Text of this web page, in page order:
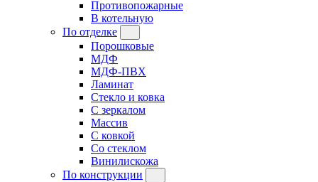
Противопожарные
В котельную
По отделке
Порошковые
МДФ
МДФ-ПВХ
Ламинат
Стекло и ковка
С зеркалом
Массив
С ковкой
Со стеклом
Винилискожа
По конструкции